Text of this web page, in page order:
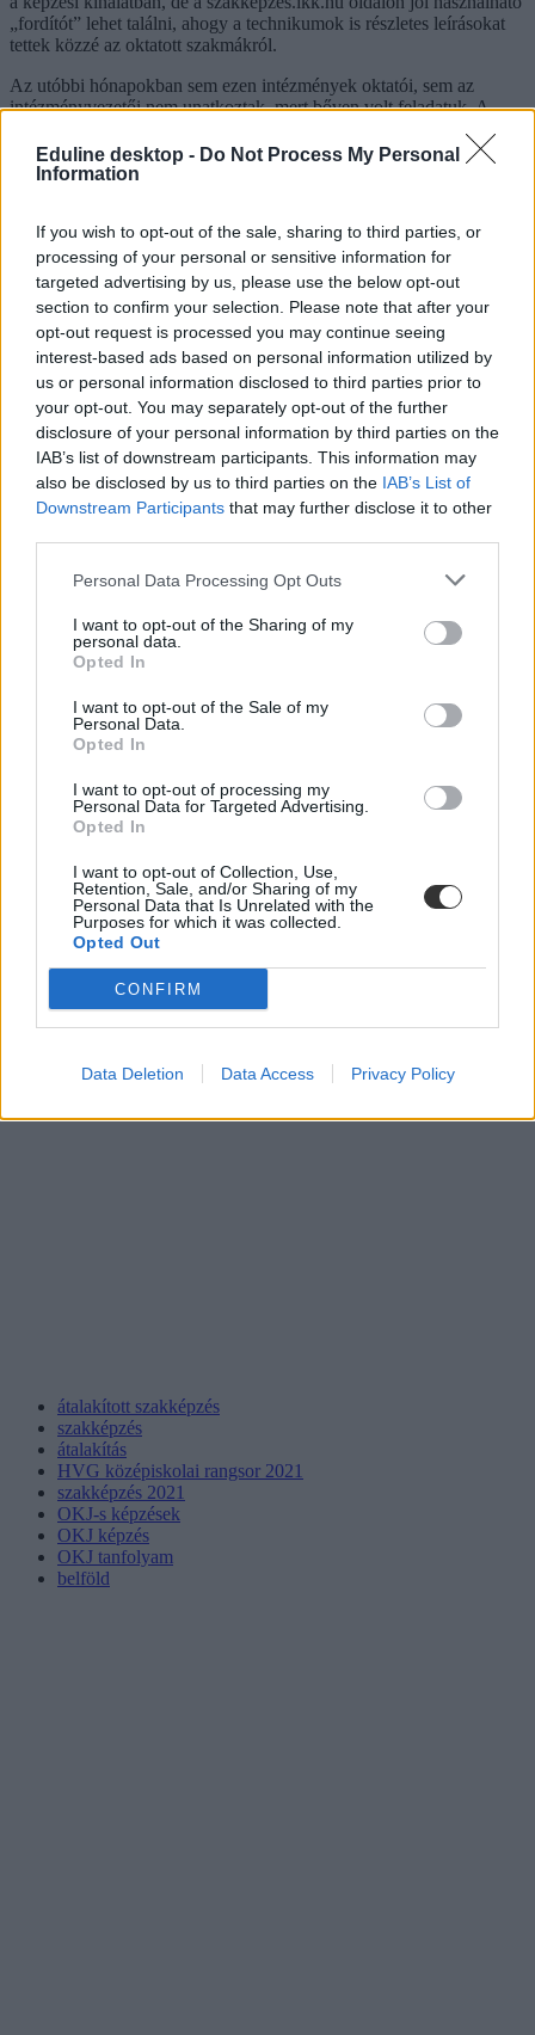
Eduline desktop - Do Not Process My Personal
Information
If you wish to opt-out of the sale, sharing to third parties, or
processing of your personal or sensitive information for
targeted advertising by us, please use the below opt-out
section to confirm your selection. Please note that after your
opt-out request is processed you may continue seeing
interest-based ads based on personal information utilized by
us or personal information disclosed to third parties prior to
your opt-out. You may separately opt-out of the further
disclosure of your personal information by third parties on the
IAB’s list of downstream participants. This information may
also be disclosed by us to third parties on the IAB’s List of
Downstream Participants that may further disclose it to other
Personal Data Processing Opt Outs
I want to opt-out of the Sharing of my
personal data.
Opted In
I want to opt-out of the Sale of my
Personal Data.
Opted In
I want to opt-out of processing my
Personal Data for Targeted Advertising.
Opted In
I want to opt-out of Collection, Use,
Retention, Sale, and/or Sharing of my
Personal Data that Is Unrelated with the
Purposes for which it was collected.
Opted Out
CONFIRM
Data Deletion Data Access Privacy Policy
„fordítót” lehet találni, ahogy a technikumok is részletes leírásokat
tettek közzé az oktatott szakmákról.
Az utóbbi hónapokban sem ezen intézmények oktatói, sem az
intézményvezetői nem unatkoztak, mert bőven volt feladatuk. A
mellett az újraírt (és szintén szeptember 1-jén bevezetett) Nemzeti
alaptanterv és a kerettantervek alapján módosítaniuk kellett helyi
Tóth József – az intézményeknek ugyanis meg kell találniuk azokat
a vállalatokat, amelyek szívesen bekapcsolódnak a duális képzésbe.
„A szakképző iskolák duális partnereinek már a jövő tanév elején
meg kell lenniük, hogy a tizedikes diákok és a szülők is
megismerjék a kínálatot” – mondta a szakképzési szakszervezet
vezetője, aki arra számít, hogy a középiskolások szívesen tanulnak
majd a cégeknél, vállalatoknál, ugyanis „olyan juttatást kapnak
majd, amelyért érdemes ezt vállalni, és érdemes jól teljesíteni”.
Az átalakított szakképzési szisztéma mellé ugyanis új
ösztöndíjrendszer került. Ennek összege a technikumok 9–10.
évfolyamán havi nyolcezer, a szakképző iskolák 9. évfolyamán
pedig 16 ezer forint. A technikumokban a 11. évfolyamtól vagy
munkabért, vagy teljesítményalapú, az érdemjegyektől függően 8 és
nem tudnak bekapcsolódni a duális képzésbe. Az ösztöndíj egy
támogatásként fizetik ki, amelynek összege a szakmai vizsga
eredményétől függően 128 ezer és 290 ezer forint között lehet majd.
HVG ismét elkészítette a legjobb 100 gimnázium listáját. A
rangsorok mellett számos interjút, cikket találtok a középiskolai
oktatásról, az iskolaválasztásról, az átalakuló szakképzésről.
újságárusoknál.
lemaradni a fontos hírekről!
átalakított szakképzés
szakképzés
átalakítás
HVG középiskolai rangsor 2021
szakképzés 2021
OKJ-s képzések
OKJ képzés
OKJ tanfolyam
belföld